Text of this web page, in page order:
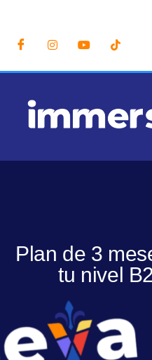
Plan de 3
tu nivel